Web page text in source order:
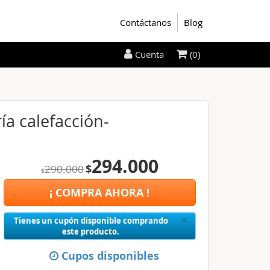
Contáctanos Blog
calefacción-
$290.000$294.000
¡ COMPRA AHORA !
×Close
Tienes un cupón disponible comprando
este producto.
Cupos disponibles
Cuenta (0)